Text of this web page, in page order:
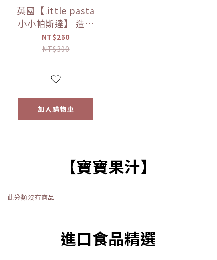
英國【little pasta
小小帕斯達】 造型
義大利麵300g｜動
物｜泰迪熊｜交通
【優惠限定】
NT$260
NT$300
加入購物車
【寶寶果汁】
此分類沒有商品
進口食品精選